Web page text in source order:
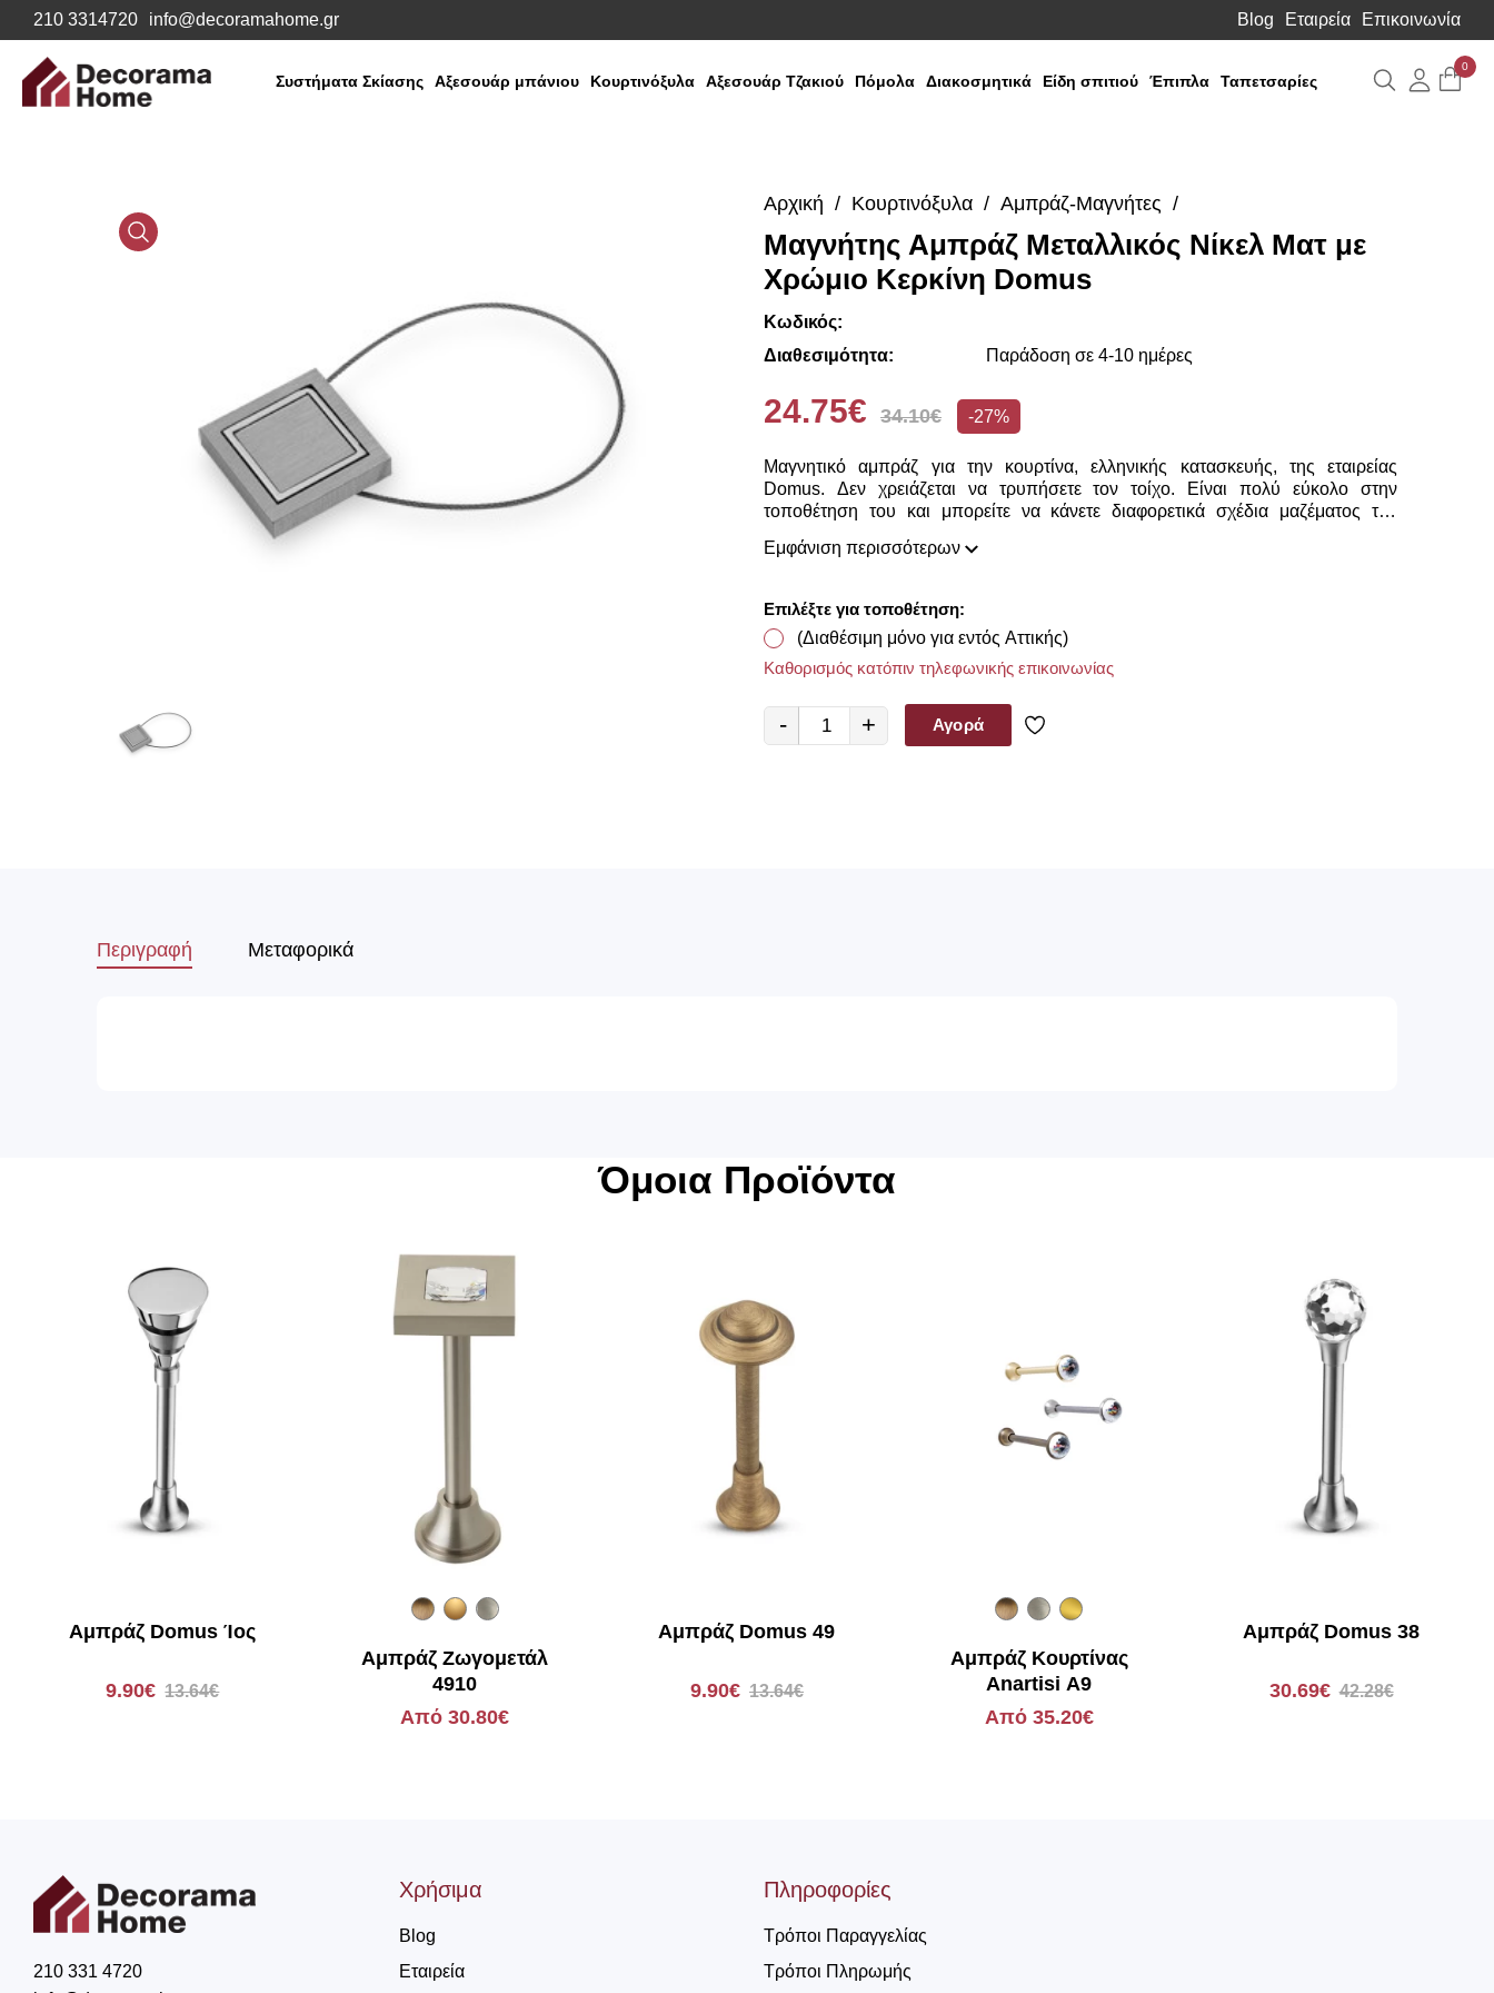
210 3314720 info@decoramahome.gr Blog Εταιρεία Επικοινωνία
Συστήματα Σκίασης Αξεσουάρ μπάνιου Κουρτινόξυλα Αξεσουάρ Τζακιού Πόμολα Διακοσμητικά Είδη σπιτιού Έπιπλα Ταπετσαρίες Αναζήτηση
0
Media
Αρχική Κουρτινόξυλα Αμπράζ-Μαγνήτες
Μαγνήτης Αμπράζ Μεταλλικός Νίκελ Ματ με
Χρώμιο Κερκίνη Domus
Κωδικός:
Διαθεσιμότητα:
Παράδοση σε 4-10 ημέρες
24.75€ 34.10€ -27%
Μαγνητικό αμπράζ για την κουρτίνα, ελληνικής κατασκευής, της εταιρείας
Domus. Δεν χρειάζεται να τρυπήσετε τον τοίχο. Είναι πολύ εύκολο στην
τοποθέτηση του και μπορείτε να κάνετε διαφορετικά σχέδια μαζέματος της
Εμφάνιση περισσότερων
Επιλέξτε για τοποθέτηση:
(Διαθέσιμη μόνο για εντός Αττικής)
Καθορισμός κατόπιν τηλεφωνικής επικοινωνίας
- + Αγορά
Περιγραφή Μεταφορικά
Όμοια Προϊόντα
Αμπράζ Domus Ίος
9.90€ 13.64€
Αμπράζ Ζωγομετάλ
4910
Από 30.80€
Αμπράζ Domus 49
9.90€ 13.64€
Αμπράζ Κουρτίνας
Anartisi A9
Από 35.20€
Αμπράζ Domus 38
30.69€ 42.28€
210 331 4720
Χρήσιμα
Blog
Εταιρεία
Πληροφορίες
Τρόποι Παραγγελίας
Τρόποι Πληρωμής